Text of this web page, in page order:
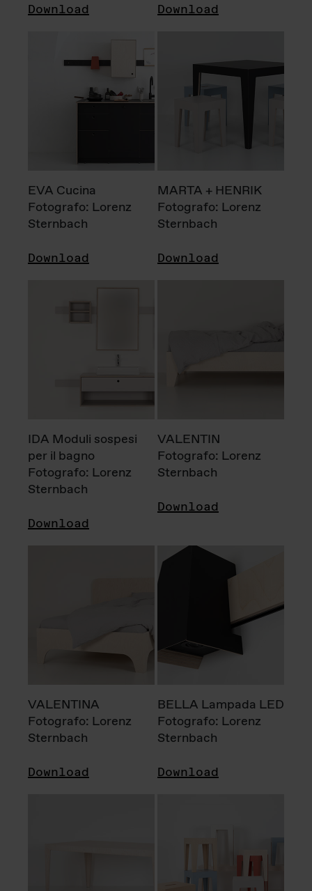
Download Download
EVA Cucina
Fotografo: Lorenz
Sternbach
Download
MARTA + HENRIK
Fotografo: Lorenz
Sternbach
Download
IDA Moduli sospesi
per il bagno
Fotografo: Lorenz
Sternbach
Download
VALENTIN
Fotografo: Lorenz
Sternbach
Download
VALENTINA
Fotografo: Lorenz
Sternbach
Download
BELLA Lampada LED
Fotografo: Lorenz
Sternbach
Download